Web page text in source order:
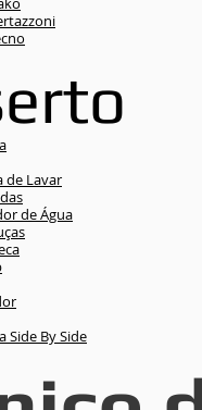
de Lavar
de Água
Side By Side